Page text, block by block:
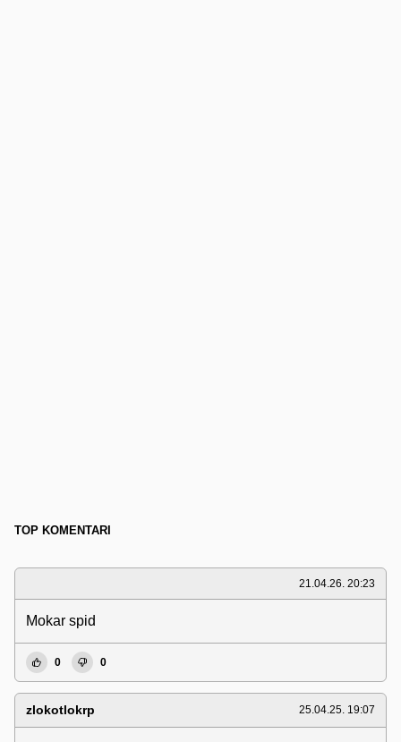
TOP KOMENTARI
21.04.26. 20:23
Mokar spid
0 0
zlokotlokrp 25.04.25. 19:07